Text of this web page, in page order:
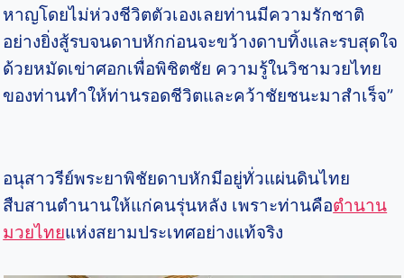
หาญโดยไม่ห่วงชีวิตตัวเองเลยท่านมีความรักชาติ
อย่างยิ่งสู้รบจนดาบหักก่อนจะขว้างดาบทิ้งและรบสุดใจ
ด้วยหมัดเข่าศอกเพื่อพิชิตชัย ความรู้ในวิชามวยไทย
ของท่านทำให้ท่านรอดชีวิตและคว้าชัยชนะมาสำเร็จ”
อนุสาวรีย์พระยาพิชัยดาบหักมีอยู่ทั่วแผ่นดินไทย
สืบสานตำนานให้แก่คนรุ่นหลัง เพราะท่านคือตำนาน
มวยไทยแห่งสยามประเทศอย่างแท้จริง